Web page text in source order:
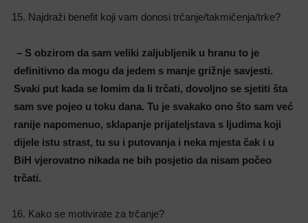
Najdraži benefit koji vam donosi trčanje/takmičenja/trke?
– S obzirom da sam veliki zaljubljenik u hranu to je
definitivno da mogu da jedem s manje grižnje savjesti.
Svaki put kada se lomim da li trčati, dovoljno se sjetiti šta
sam sve pojeo u toku dana. Tu je svakako ono što sam već
ranije napomenuo, sklapanje prijateljstava s ljudima koji
dijele istu strast, tu su i putovanja i neka mjesta čak i u
BiH vjerovatno nikada ne bih posjetio da nisam počeo
trčati.
Kako se motivirate za trčanje?